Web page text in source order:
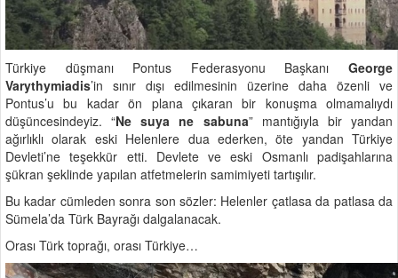
Türkiye düşmanı Pontus Federasyonu Başkanı George
Varythymiadis’in sınır dışı edilmesinin üzerine daha özenli ve
Pontus’u bu kadar ön plana çıkaran bir konuşma olmamalıydı
düşüncesindeyiz. “Ne suya ne sabuna” mantığıyla bir yandan
ağırlıklı olarak eski Helenlere dua ederken, öte yandan Türkiye
Devleti’ne teşekkür etti. Devlete ve eski Osmanlı padişahlarına
şükran şeklinde yapılan atfetmelerin samimiyeti tartışılır.
Bu kadar cümleden sonra son sözler: Helenler çatlasa da patlasa da
Sümela’da Türk Bayrağı dalgalanacak.
Orası Türk toprağı, orası Türkiye…